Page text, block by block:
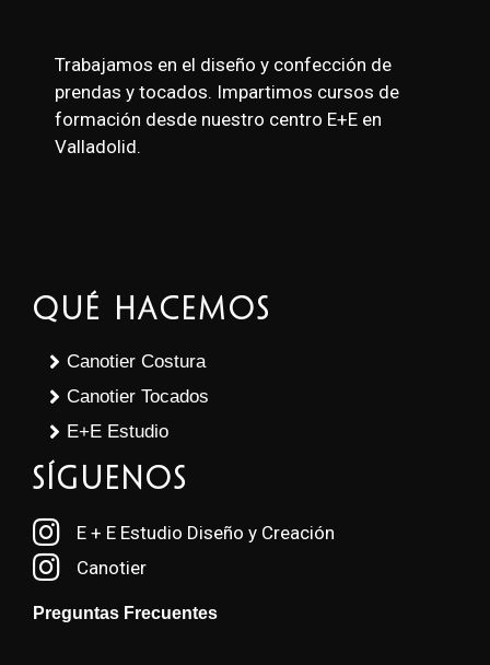
Trabajamos en el diseño y confección de
prendas y tocados. Impartimos cursos de
formación desde nuestro centro E+E en
Valladolid.
Qué Hacemos
Canotier Costura
Canotier Tocados
E+E Estudio
SÍGUENOS
E + E Estudio Diseño y Creación
Canotier
Preguntas Frecuentes